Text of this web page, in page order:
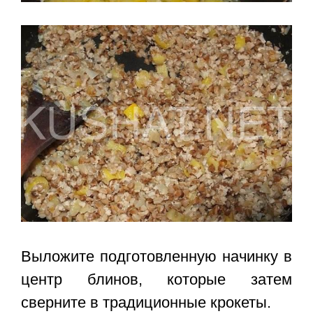
Выложите подготовленную начинку в
центр блинов, которые затем
сверните в традиционные крокеты.